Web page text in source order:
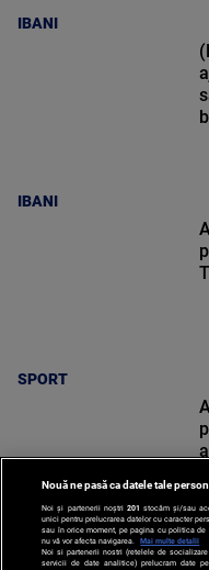
IBANI
IBANI
SPORT
SPORT
Nouă ne pasă ca datele tale
Noi și partenerii noștri 201 stocăm și/sau
unici pentru prelucrarea datelor cu caracter
sau în orice moment, pe pagina cu politica
nu vă vor afecta navigarea.
Mai multe detalii
Noi si partenerii nostri (retelele de
servicii de date analitice) prelucram date